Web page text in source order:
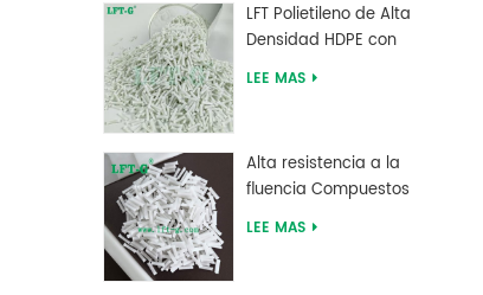
LFT Polietileno de Alta
Densidad HDPE con
Fibra de Vidrio Larga
LEE MAS
Alta resistencia a la
fluencia Compuestos
largos de fibra de vidrio
LEE MAS